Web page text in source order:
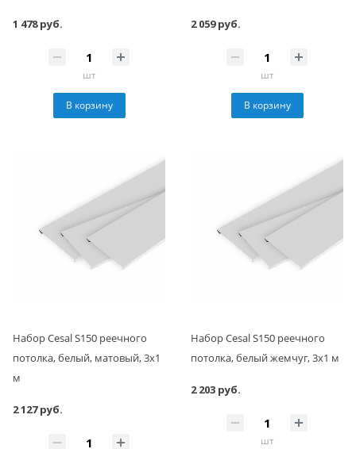
1 478 руб.
шт
В корзину
2 059 руб.
шт
В корзину
Набор Cesal S150 реечного
потолка, белый, матовый, 3x1
м
2 127 руб.
Набор Cesal S150 реечного
потолка, белый жемчуг, 3x1 м
2 203 руб.
шт